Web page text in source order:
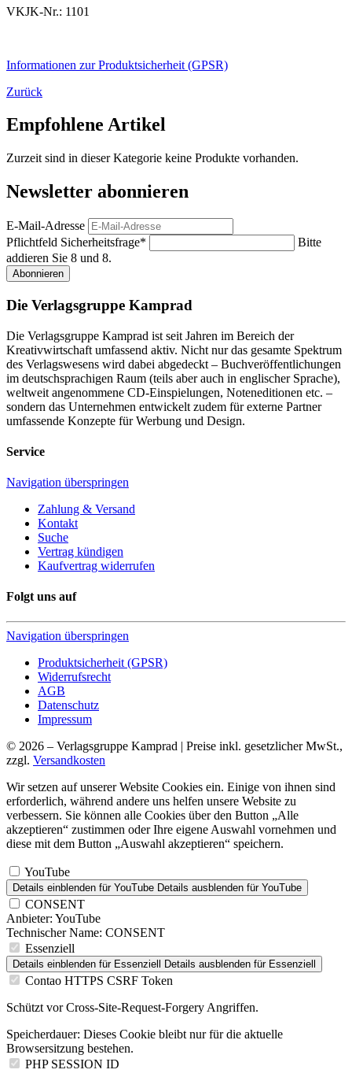
VKJK-Nr.: 1101
Informationen zur Produktsicherheit (GPSR)
Zurück
Empfohlene Artikel
Zurzeit sind in dieser Kategorie keine Produkte vorhanden.
Newsletter abonnieren
E-Mail-Adresse
Pflichtfeld Sicherheitsfrage*
Bitte
addieren Sie 8 und 8.
Abonnieren
Die Verlagsgruppe Kamprad
Die Verlagsgruppe Kamprad ist seit Jahren im Bereich der
Kreativwirtschaft umfassend aktiv. Nicht nur das gesamte Spektrum
des Verlagswesens wird dabei abgedeckt – Buchveröffentlichungen
im deutschsprachigen Raum (teils aber auch in englischer Sprache),
weltweit angenommene CD-Einspielungen, Noteneditionen etc. –
sondern das Unternehmen entwickelt zudem für externe Partner
umfassende Konzepte für Werbung und Design.
Service
Navigation überspringen
Zahlung & Versand
Kontakt
Suche
Vertrag kündigen
Kaufvertrag widerrufen
Folgt uns auf
Navigation überspringen
Produktsicherheit (GPSR)
Widerrufsrecht
AGB
Datenschutz
Impressum
© 2026 – Verlagsgruppe Kamprad | Preise inkl. gesetzlicher MwSt.,
zzgl. Versandkosten
Wir setzen auf unserer Website Cookies ein. Einige von ihnen sind
erforderlich, während andere uns helfen unsere Website zu
verbessern. Sie können alle Cookies über den Button „Alle
akzeptieren“ zustimmen oder Ihre eigene Auswahl vornehmen und
diese mit dem Button „Auswahl akzeptieren“ speichern.
YouTube
Details einblenden für YouTube Details ausblenden für YouTube
CONSENT
Anbieter: YouTube
Technischer Name: CONSENT
Essenziell
Details einblenden für Essenziell Details ausblenden für Essenziell
Contao HTTPS CSRF Token
Schützt vor Cross-Site-Request-Forgery Angriffen.
Speicherdauer: Dieses Cookie bleibt nur für die aktuelle
Browsersitzung bestehen.
PHP SESSION ID